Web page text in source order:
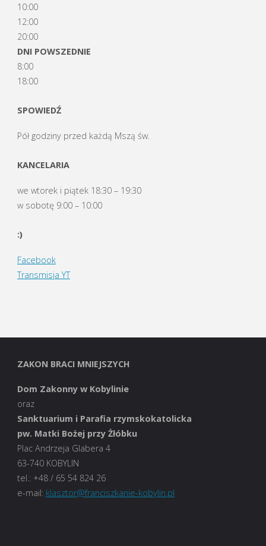
10:00
12:00
20:00
DNI POWSZEDNIE
8:00
18:00
SPOWIEDŹ
Pół godziny przed każdą Mszą św.
KANCELARIA
we wtorek i piątek 18:30 – 19:30
w sobotę 9:00 – 10:00
:)
Facebook
Transmisja YT
ZAKON BRACI MNIEJSZYCH
Dom Zakonny w Kobylinie
oraz
Sanktuarium i Parafia rzymskokatolicka
pw. Matki Bożej przy Żłóbku
Plac Andrzeja Glabera 4
63-740 KOBYLIN
tel.: +48 / 65 54 824 26
e-mail: klasztor@franciszkanie-kobylin.pl